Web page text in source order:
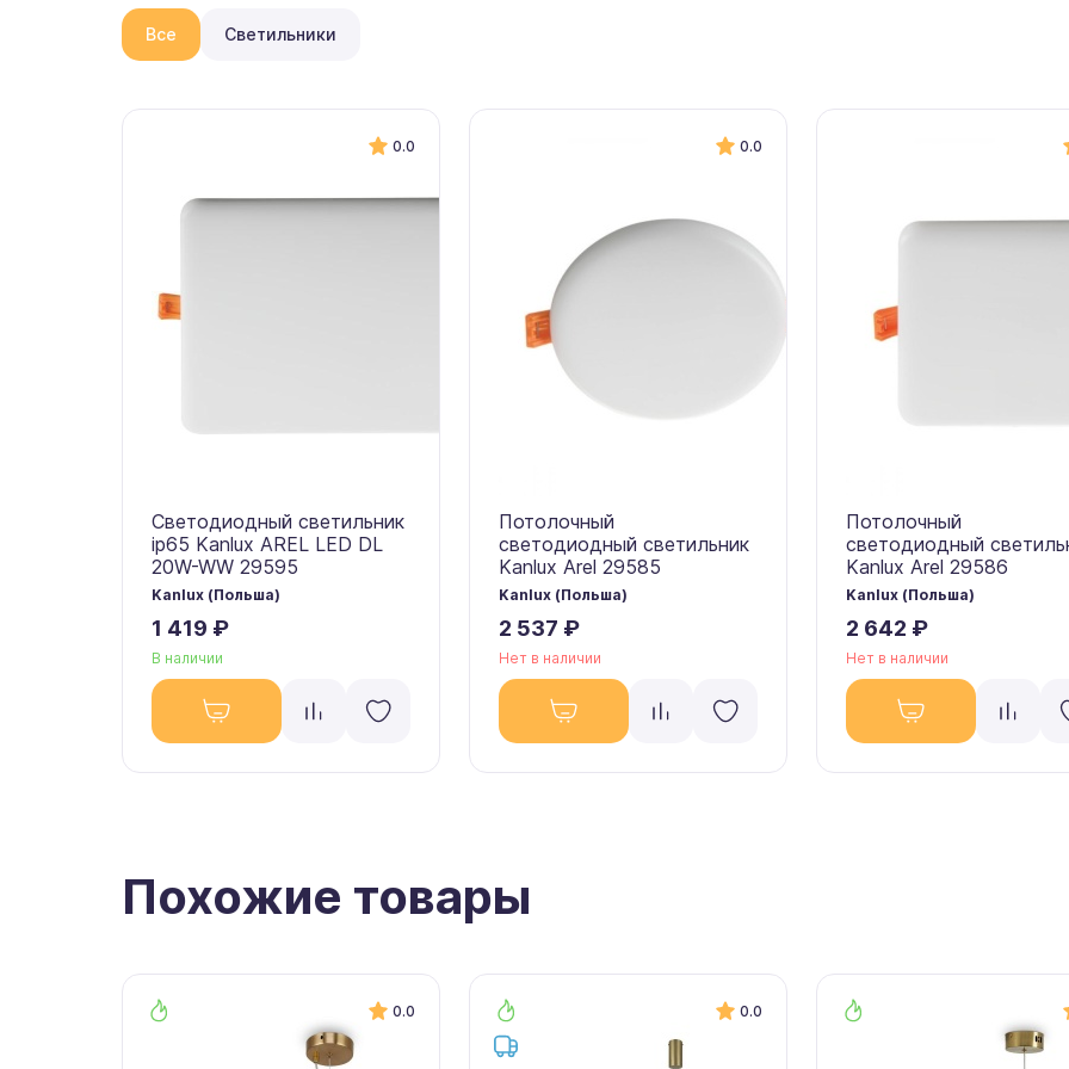
Все Светильники
0.0
Светодиодный светильник
ip65 Kanlux AREL LED DL
20W-WW 29595
Kanlux (Польша)
1 419 ₽
В наличии
0.0
Потолочный
светодиодный светильник
Kanlux Arel 29585
Kanlux (Польша)
2 537 ₽
Нет в наличии
Потолочный
светодиодный
Kanlux Arel 29586
Kanlux (Польша)
2 642 ₽
Нет в наличии
Похожие товары
0.0 0.0